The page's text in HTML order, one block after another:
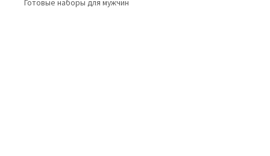
Готовые наборы для мужчин